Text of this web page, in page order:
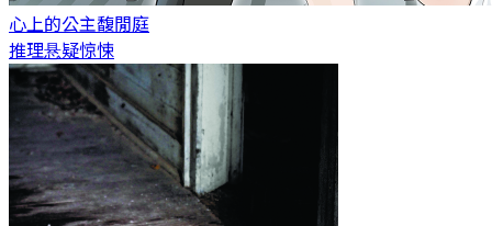
心上的公主馥閒庭
推理悬疑惊悚